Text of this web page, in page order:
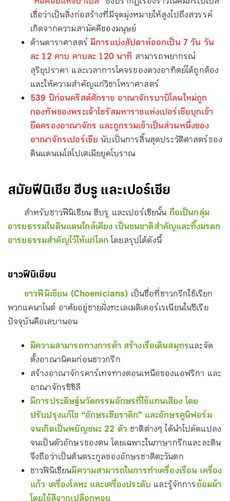
เชื่อว่าเป็นสิ่งก่อสร้างที่มีจุดมุ่งหมายให้สูงไปถึงสวรรค์
เกิดจากความสามัคคีของมนุษย์
ด้านดาราศาสตร์ มีการแบ่งสัปดาห์ออกเป็น 7 วัน วัน
ละ 12 คาบ คาบละ 120 นาที สามารถพยากรณ์
สุริยุปราคา และเวลาการโคจรของดวงอาทิตย์ได้ถูกต้อง
และให้ความสำคัญแก่วิชาโหราศาสตร์
539 ปีก่อนคริสต์ศักราช อาณาจักรบาบิโลนใหม่ถูก
กองทัพของพระเจ้าไซรัสมหาราชแห่งเปอร์เซียบุกเข้า
ยึดครองอาณาจักร และถูกรวมเข้าเป็นส่วนหนึ่งของ
อาณาจักรเปอร์เซียนับเป็นการสิ้นสุดประวัติศาสตร์ของ
ดินแดนเมโสโปเตเมียยุคโบราณ
สมัยฟีนิเชีย ฮีบรู และเปอร์เซีย
สำหรับชาวฟีนิเชียน ฮีบรู และเปอร์เซียนั้น ถือเป็นกลุ่ม
อารยธรรมในดินแดนใกล้เคียง เป็นชนชาติสำคัญและทิ้งมรดก
อารยธรรมสำคัญไว้ให้แก่โลกโดยสรุปได้ดังนี้
ชาวฟีนิเชียน
ชาวฟีนิเชียน (Choenicians) เป็นชื่อที่ชาวกรีกใช้เรียก
พวกแคนาไนต์ อาศัยอยู่ชายฝั่งทะเลเมดิเตอร์เรเนียนในซีเรีย
ปัจจุบันคือเลบานอน
มีความสามารถทางการค้า สร้างเรือเดินสมุทรและจัด
ตั้งอาณานิคมก่อนชาวกรีก
สร้างอาณาจักรคาร์เทจทางตอนเหนือของแอฟริกา และ
อาณาจักรซิซิลี
มีการประดิษฐ์นวัตกรรมอักษรที่ใช้แทนเสียง โดย
ปรับปรุงแก้ไข “อักษรเฮียราติก” และอักษรคูนิฟอร์ม
จนเกิดเป็นพยัญชนะ 22 ตัว ชาติต่างๆ ได้นำไปดัดแปลง
จนเป็นตัวอักษรของตน โดยเฉพาะในภาษากรีกและละติน
จึงถือว่าเป็นต้นตระกูลของอักษรชาติตะวันตก
ชาวฟินิเชียนมีความสามารถในการทำเครื่องเรือน เครื่อง
แก้ว เครื่องโลหะ และเครื่องประดับ และรู้จักการย้อมผ้า